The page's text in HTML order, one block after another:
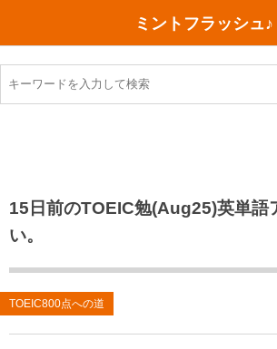
ミントフラッシュ♪
15日前のTOEIC勉(Aug25)英単語
い。
TOEIC800点への道
TOEIC感想・結果
TOEIC800点への道
TOEIC（作戦・ノウハウなど）
TOEIC700点への道
今日買った本
ご朱印帳めぐり
川越（埼玉県）
沖縄
神戸
ファスティング
コスメ
ダイエット
健康あれこれ
食べ物
今日の一枚
月、星、宇宙